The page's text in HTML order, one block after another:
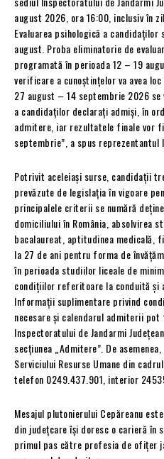
august 2026, ora 16:00, inclusiv în
Evaluarea psihologică a candidaților
august. Proba eliminatorie de
programată în perioada 12 – 19
verificare a cunoștințelor va avea
27 august – 14 septembrie 2026 se
a candidaților declarați admiși, în
admitere, iar rezultatele finale vor
septembrie”, a spus reprezentantul
Potrivit aceleiași surse, candidații
prevăzute de legislația în vigoare
principalele criterii se numără
domiciliului în România, absolvirea
bacalaureat, aptitudinea medicală,
la 27 de ani pentru forma de
în perioada studiilor liceale de
condițiilor referitoare la conduită și
Informații suplimentare privind
necesare și calendarul admiterii
Inspectoratului de Jandarmi
secțiunea „Admitere”. De
Serviciului Resurse Umane din
telefon 0249.437.901, interior
Mesajul plutonierului Cepăreanu
din județcare își doresc o carieră în
primul pas către profesia de ofițer